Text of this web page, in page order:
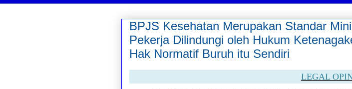
BPJS Kesehatan Merupakan Standar
Pekerja Dilindungi oleh Hukum
Hak Normatif Buruh itu Sendiri
LEGAL